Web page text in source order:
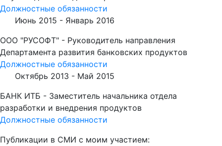
Должностные обязанности
Июнь 2015 - Январь 2016
ООО "РУСОФТ" - Руководитель направления
Департамента развития банковских продуктов
Должностные обязанности
Октябрь 2013 - Май 2015
БАНК ИТБ - Заместитель начальника отдела
разработки и внедрения продуктов
Должностные обязанности
Публикации в СМИ с моим участием: